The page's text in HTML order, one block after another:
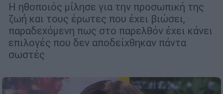
Η ηθοποιός μίλησε για την προσωπική της
ζωή και τους έρωτες που έχει βιώσει,
παραδεχόμενη πως στο παρελθόν έχει κάνει
επιλογές που δεν αποδείχθηκαν πάντα
σωστές